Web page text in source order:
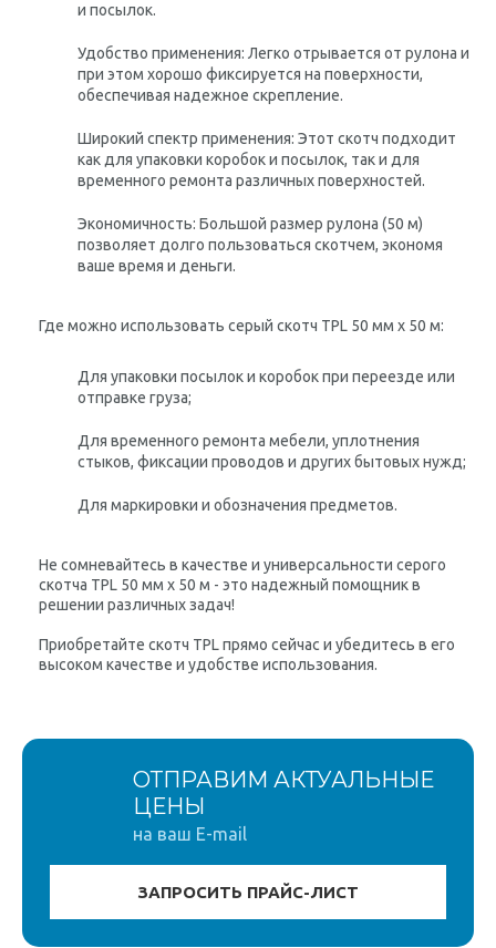
и посылок.
Удобство применения: Легко отрывается от рулона и
при этом хорошо фиксируется на поверхности,
обеспечивая надежное скрепление.
Широкий спектр применения: Этот скотч подходит
как для упаковки коробок и посылок, так и для
временного ремонта различных поверхностей.
Экономичность: Большой размер рулона (50 м)
позволяет долго пользоваться скотчем, экономя
ваше время и деньги.
Где можно использовать серый скотч TPL 50 мм x 50 м:
Для упаковки посылок и коробок при переезде или
отправке груза;
Для временного ремонта мебели, уплотнения
стыков, фиксации проводов и других бытовых нужд;
Для маркировки и обозначения предметов.
Не сомневайтесь в качестве и универсальности серого
скотча TPL 50 мм x 50 м - это надежный помощник в
решении различных задач!
Приобретайте скотч TPL прямо сейчас и убедитесь в его
высоком качестве и удобстве использования.
ОТПРАВИМ АКТУАЛЬНЫЕ
ЦЕНЫ
на ваш E-mail